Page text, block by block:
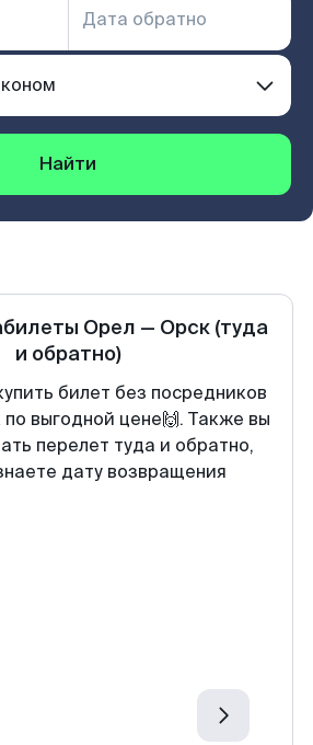
Найти
Орел — Орск (туда
и обратно)
билет без посредников
выгодной цене🙌. Также вы
перелет туда и обратно,
дату возвращения